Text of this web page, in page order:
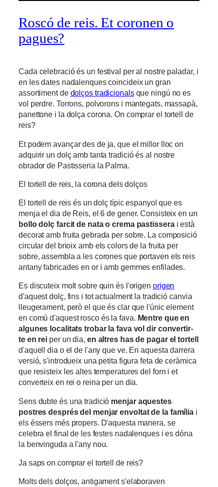
Roscó de reis. Et coronen o
pagues?
Cada celebració és un festival per al nostre paladar, i
en les dates nadalenques coincideix un gran
assortiment de dolços tradicionalsque ningú no es
vol perdre. Torrons, polvorons i mantegats, massapà,
panettone i la dolça corona. On comprar el tortell de
reis?
Et podem avançar des de ja, que el millor lloc on
adquirir un dolç amb tanta tradició és al nostre
obrador de Pastisseria la Palma.
El tortell de reis, la corona dels dolços
El tortell de reis és un dolç típic espanyol que es
menja el dia de Reis, el 6 de gener. Consisteix en un
bollo dolç farcit de nata o crema pastisserai està
decorat amb fruita gebrada per sobre. La composició
circular del brioix amb els colors de la fruita per
sobre, assembla a les corones que portaven els reis
antany fabricades en or i amb gemmes enfilades.
Es discuteix molt sobre quin és l'origen origen
d'aquest dolç, fins i tot actualment la tradició canvia
lleugerament, però el que és clar que l'únic element
en comú d'aquest rosco és la fava. Mentre que en
algunes localitats trobar la fava vol dir convertir-
te en rei per un dia, en altres has de pagar el tortell
d'aquell dia o el de l'any que ve. En aquesta darrera
versió, s'introdueix una petita figura feta de ceràmica
que resisteix les altes temperatures del forn i et
converteix en rei o reina per un dia.
Sens dubte és una tradició menjar aquestes
postres després del menjar envoltat de la família i
els éssers més propers. D'aquesta manera, se
celebra el final de les festes nadalenques i es dóna
la benvinguda a l'any nou.
Ja saps on comprar el tortell de reis?
Molts dels dolços, antigament s'elaboraven